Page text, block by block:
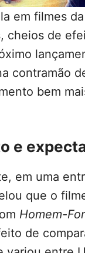
em filmes
cheios de
contramão
bem
e
em uma
que o
Homem-
de